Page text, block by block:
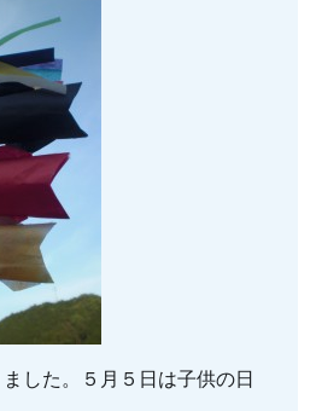
ブログ
した。５月５日は子供の日